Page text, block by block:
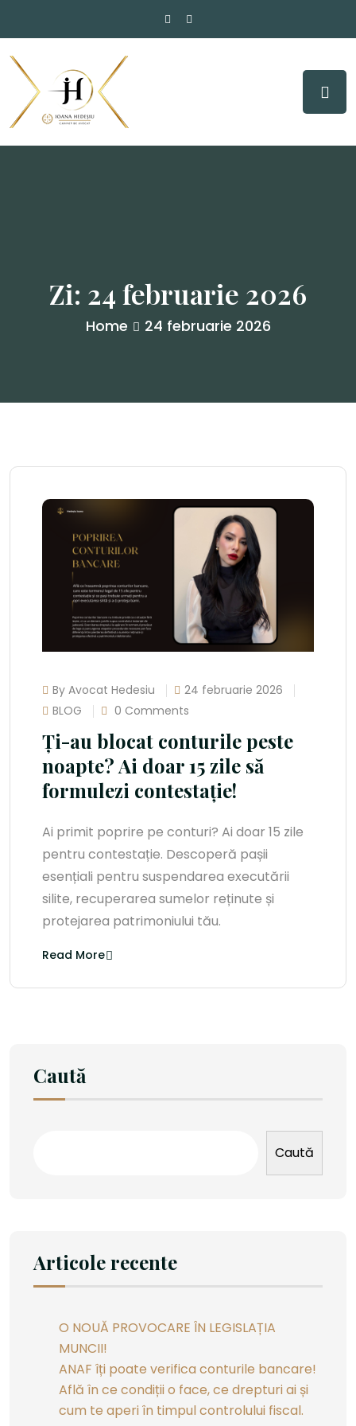
Zi: 24 februarie 2026
Home 24 februarie 2026
By Avocat Hedesiu
24 februarie 2026
BLOG
0 Comments
Ți-au blocat conturile peste
noapte? Ai doar 15 zile să
formulezi contestație!
Ai primit poprire pe conturi? Ai doar 15 zile
pentru contestație. Descoperă pașii
esențiali pentru suspendarea executării
silite, recuperarea sumelor reținute și
protejarea patrimoniului tău.
Read More
Caută
Caută
Articole recente
O NOUĂ PROVOCARE ÎN LEGISLAȚIA
MUNCII!
ANAF îți poate verifica conturile bancare!
Află în ce condiții o face, ce drepturi ai și
cum te aperi în timpul controlului fiscal.